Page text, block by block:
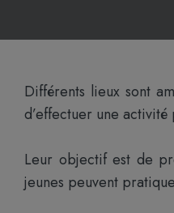
Différents lieux sont
d’effectuer une
Leur objectif est de
jeunes peuvent